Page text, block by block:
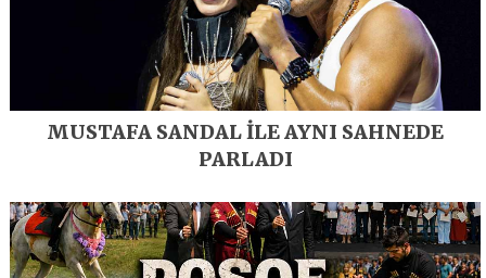
MUSTAFA SANDAL İLE AYNI SAHNEDE
PARLADI